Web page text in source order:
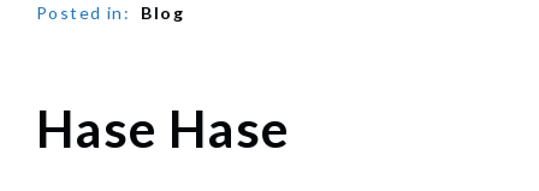
Posted in:
Blog
Hase Hase
Hase Hase